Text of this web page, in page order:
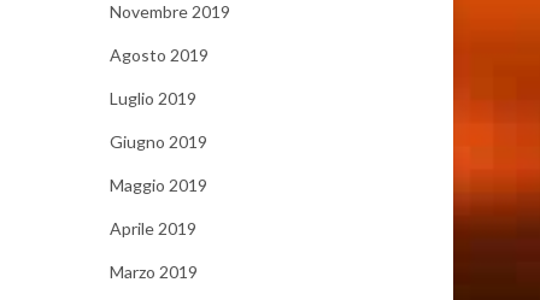
Novembre 2019
Agosto 2019
Luglio 2019
Giugno 2019
Maggio 2019
Aprile 2019
Marzo 2019